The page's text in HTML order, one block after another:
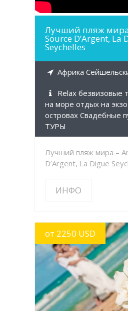
Лучший пляж мира
Source D’Argent, La
Seychelles
Африка
Relax безвизовые
на море отдых на
островах Свадебные
ТУРЫ
Лучший пляж мира –
D’Argent, La Digue
ИНФО
от 2250 USD